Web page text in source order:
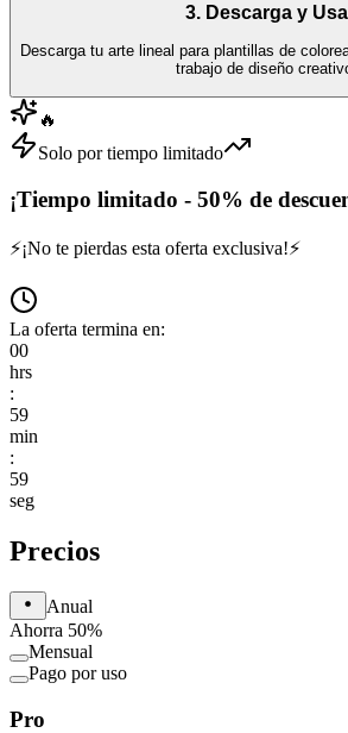
3. Descarga y Usa
Descarga tu arte lineal para plantillas de
trabajo de diseño
🔥
Solo por tiempo limitado
¡Tiempo limitado - 50% de
⚡¡No te pierdas esta oferta exclusiva!⚡
La oferta termina en:
00
hrs
:
59
min
:
59
seg
Precios
Anual
Ahorra 50%
Mensual
Pago por uso
Pro